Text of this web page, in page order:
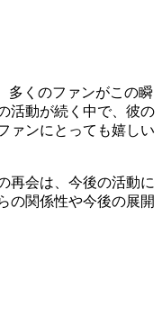
多くのファンがこの瞬
活動が続く中で、彼の
ァンにとっても嬉しい
再会は、今後の活動に
の関係性や今後の展開